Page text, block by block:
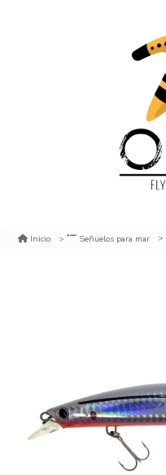
Inicio Señuelos para mar